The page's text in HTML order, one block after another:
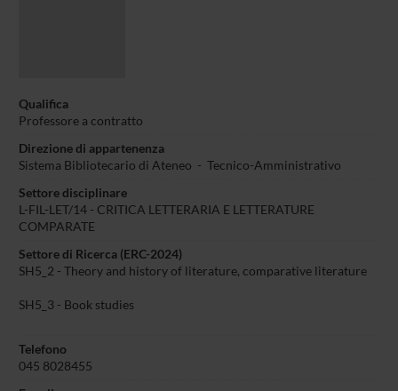
Qualifica
Professore a contratto
Direzione di appartenenza
Sistema Bibliotecario di Ateneo - Tecnico-Amministrativo
Settore disciplinare
L-FIL-LET/14 - CRITICA LETTERARIA E LETTERATURE
COMPARATE
Settore di Ricerca (ERC-2024)
SH5_2 - Theory and history of literature, comparative literature
SH5_3 - Book studies
Telefono
045 8028455